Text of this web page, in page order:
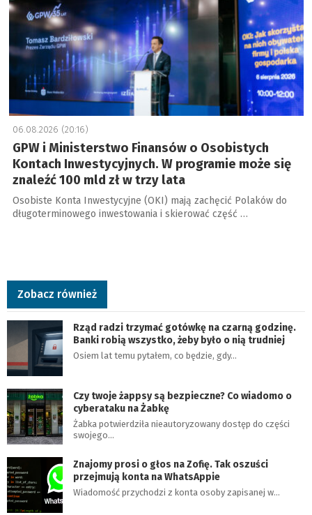
06.08.2026 (20:16)
GPW i Ministerstwo Finansów o Osobistych
Kontach Inwestycyjnych. W programie może się
znaleźć 100 mld zł w trzy lata
Osobiste Konta Inwestycyjne (OKI) mają zachęcić Polaków do
długoterminowego inwestowania i skierować część …
Zobacz również
Rząd radzi trzymać gotówkę na czarną godzinę.
Banki robią wszystko, żeby było o nią trudniej
Osiem lat temu pytałem, co będzie, gdy…
Czy twoje żappsy są bezpieczne? Co wiadomo o
cyberataku na Żabkę
Żabka potwierdziła nieautoryzowany dostęp do części
swojego…
Znajomy prosi o głos na Zofię. Tak oszuści
przejmują konta na WhatsAppie
Wiadomość przychodzi z konta osoby zapisanej w…